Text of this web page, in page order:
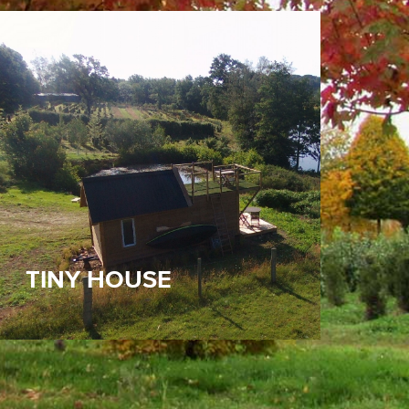
TINY HOUSE
Nous partageons la passion de notre
beau pays en ouvrant notre porte aux
visiteurs et aux touristes. Venez vivre le
temps d’un séjour, pour une semaine ou
un week-end, au rythme d’une
Normandie authentique, dans notre Tiny
House de la Rosière. Profitez de son
emplacement ouvert sur le bocage pour
vous immerger dans la nature !